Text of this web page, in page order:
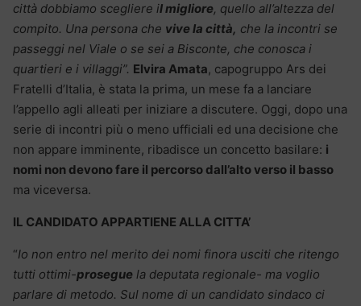
città dobbiamo scegliere il migliore, quello all’altezza del
compito. Una persona che vive la città, che la incontri se
passeggi nel Viale o se sei a Bisconte, che conosca i
quartieri e i villaggi”. Elvira Amata, capogruppo Ars dei
Fratelli d’Italia, è stata la prima, un mese fa a lanciare
l’appello agli alleati per iniziare a discutere. Oggi, dopo una
serie di incontri più o meno ufficiali ed una decisione che
non appare imminente, ribadisce un concetto basilare: i
nomi non devono fare il percorso dall’alto verso il basso
ma viceversa.
IL CANDIDATO APPARTIENE ALLA CITTA’
“Io non entro nel merito dei nomi finora usciti che ritengo
tutti ottimi-prosegue la deputata regionale- ma voglio
parlare di metodo. Sul nome di un candidato sindaco ci